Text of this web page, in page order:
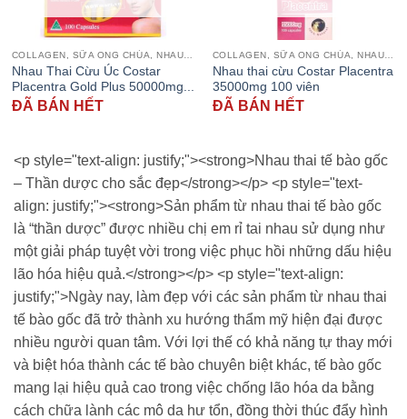
Nhau Thai Cừu Úc Costar
Placentra Gold Plus 50000mg...
ĐÃ BÁN HẾT
Nhau thai cừu Costar Placentra
35000mg 100 viên
ĐÃ BÁN HẾT
<p style="text-align: justify;"><strong>Nhau thai tế bào gốc
– Thần dược cho sắc đẹp</strong></p> <p style="text-
align: justify;"><strong>Sản phẩm từ nhau thai tế bào gốc
là “thần dược” được nhiều chị em rỉ tai nhau sử dụng như
một giải pháp tuyệt vời trong việc phục hồi những dấu hiệu
lão hóa hiệu quả.</strong></p> <p style="text-align:
justify;">Ngày nay, làm đẹp với các sản phẩm từ nhau thai
tế bào gốc đã trở thành xu hướng thẩm mỹ hiện đại được
nhiều người quan tâm. Với lợi thế có khả năng tự thay mới
và biệt hóa thành các tế bào chuyên biệt khác, tế bào gốc
mang lại hiệu quả cao trong việc chống lão hóa da bằng
cách chữa lành các mô da hư tổn, đồng thời thúc đẩy hình